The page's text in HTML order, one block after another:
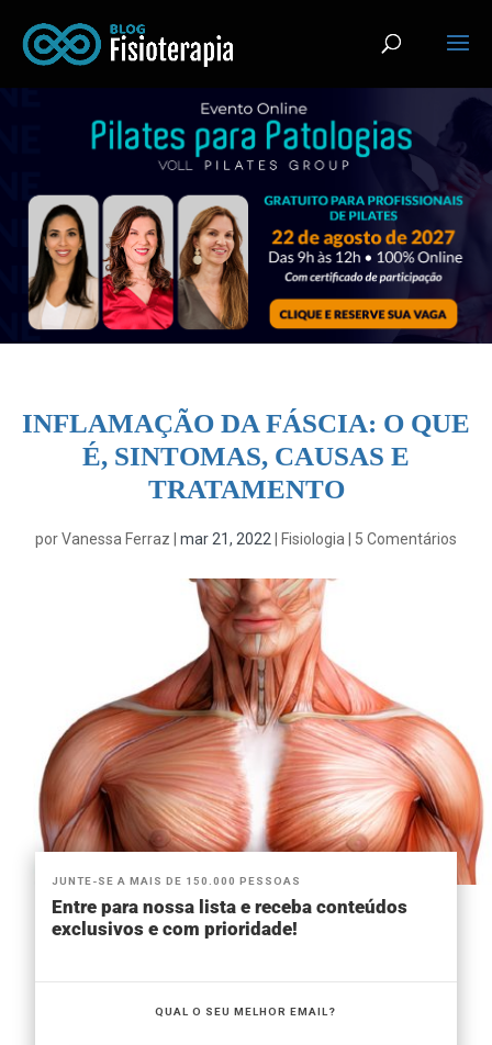
INFLAMAÇÃO DA FÁSCIA: O QUE
É, SINTOMAS, CAUSAS E
TRATAMENTO
porVanessa Ferraz mar 21, 2022 Fisiologia 5 Comentários
JUNTE-SE A MAIS DE 150.000 PESSOAS
Entre para nossa lista e receba conteúdos
exclusivos e com prioridade!
QUAL O SEU MELHOR EMAIL?